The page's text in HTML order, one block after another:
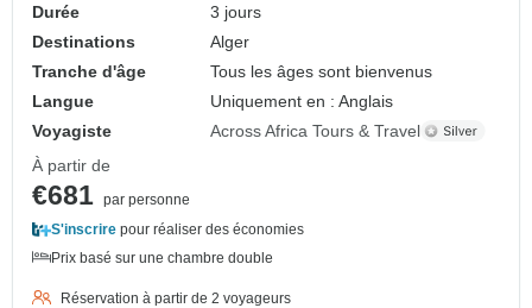
Durée
3 jours
Destinations
Alger
Tranche d'âge
Tous les âges sont bienvenus
Langue
Uniquement en : Anglais
Voyagiste
Across Africa Tours & Travel
À partir de
€681 par personne
S'inscrire pour réaliser des économies
Prix basé sur une chambre double
Réservation à partir de 2 voyageurs